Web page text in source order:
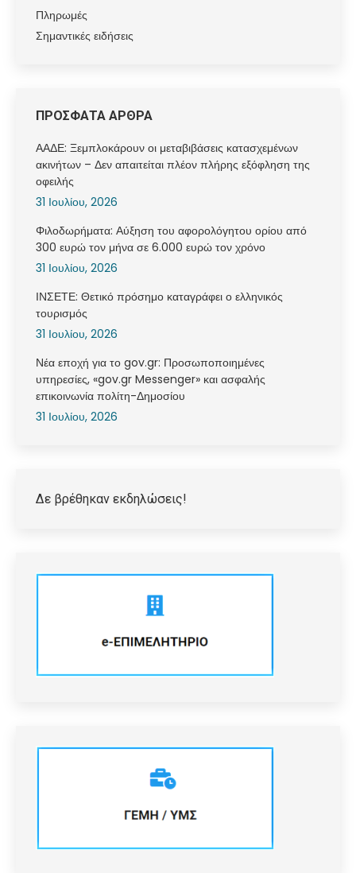
Πληρωμές
Σημαντικές ειδήσεις
ΠΡΟΣΦΑΤΑ ΑΡΘΡΑ
ΑΑΔΕ: Ξεμπλοκάρουν οι μεταβιβάσεις κατασχεμένων
ακινήτων – Δεν απαιτείται πλέον πλήρης εξόφληση της
οφειλής
31 Ιουλίου, 2026
Φιλοδωρήματα: Αύξηση του αφορολόγητου ορίου από
300 ευρώ τον μήνα σε 6.000 ευρώ τον χρόνο
31 Ιουλίου, 2026
ΙΝΣΕΤΕ: Θετικό πρόσημο καταγράφει ο ελληνικός
τουρισμός
31 Ιουλίου, 2026
Νέα εποχή για το gov.gr: Προσωποποιημένες
υπηρεσίες, «gov.gr Messenger» και ασφαλής
επικοινωνία πολίτη-Δημοσίου
31 Ιουλίου, 2026
Δε βρέθηκαν εκδηλώσεις!